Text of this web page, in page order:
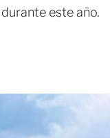
este año.